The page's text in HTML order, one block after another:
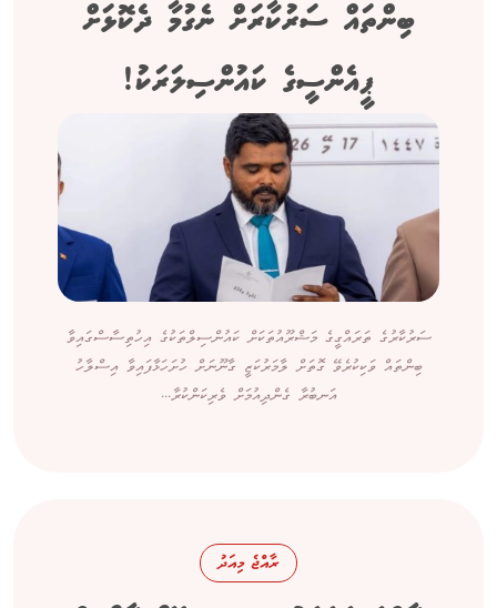
ބިންތައް ސަރުކާރަށް ނެގުމާ ދެކޮޅަށް
ޕީއެންސީގެ ކައުންސިލަރަކު!
ސަރުކާރުގެ ތަރައްގީގެ މަޝްރޫއުތަކަށް ކައުންސިލްތަކުގެ އިހުތިސާސްގައިވާ
ބިންތައް ވަކިކުރެވޭ ގޮތަށް ލާމަރުކަޒީ ގާނޫނަށް ހުށަހަޅާފައިވާ އިސްލާހު
އަނބުރާ ގެންދިއުމަށް ވެރިކަންކުރާ...
ރާއްޖެ މިއަދު